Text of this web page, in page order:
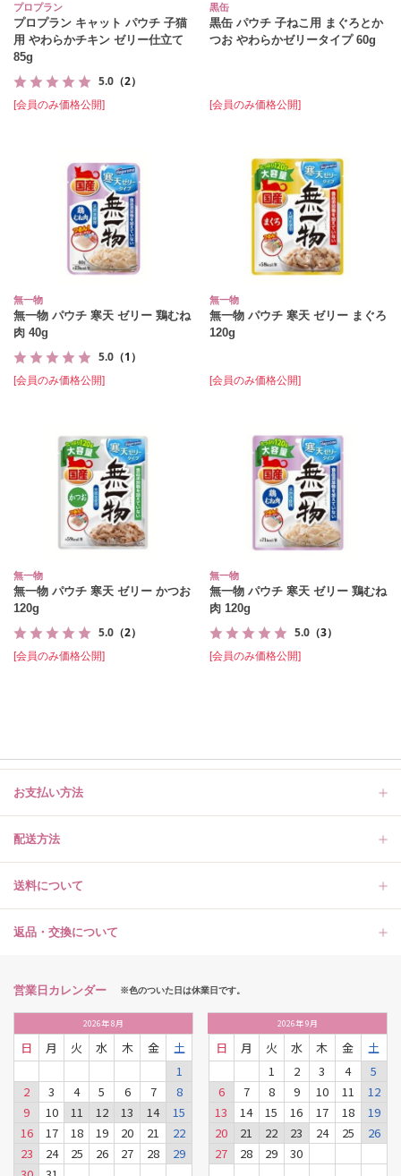
プロプラン
プロプラン キャット パウチ 子猫
用 やわらかチキン ゼリー仕立て
85g
5.0 （2）
[会員のみ価格公開]
黒缶
黒缶 パウチ 子ねこ用 まぐろとか
つお やわらかゼリータイプ 60g
[会員のみ価格公開]
無一物
無一物 パウチ 寒天 ゼリー 鶏むね
肉 40g
5.0 （1）
[会員のみ価格公開]
無一物
無一物 パウチ 寒天 ゼリー まぐろ
120g
[会員のみ価格公開]
無一物
無一物 パウチ 寒天 ゼリー かつお
120g
5.0 （2）
[会員のみ価格公開]
無一物
無一物 パウチ 寒天 ゼリー 鶏むね
肉 120g
5.0 （3）
[会員のみ価格公開]
お支払い方法
配送方法
送料について
返品・交換について
営業日カレンダー ※色のついた日は休業日です。
2026年8月
日 月 火 水 木 金
土
1
2
3 4 5 6 7
8
9
10 11 12 13 14
15
16
17 18 19 20 21
22
23
24 25 26 27 28
29
2026年9月
日 月 火 水 木 金
土
1
2 3 4
5
6
7 8 9 10 11
12
13
14 15 16 17 18
19
20
21 22 23 24 25
26
27
28 29 30